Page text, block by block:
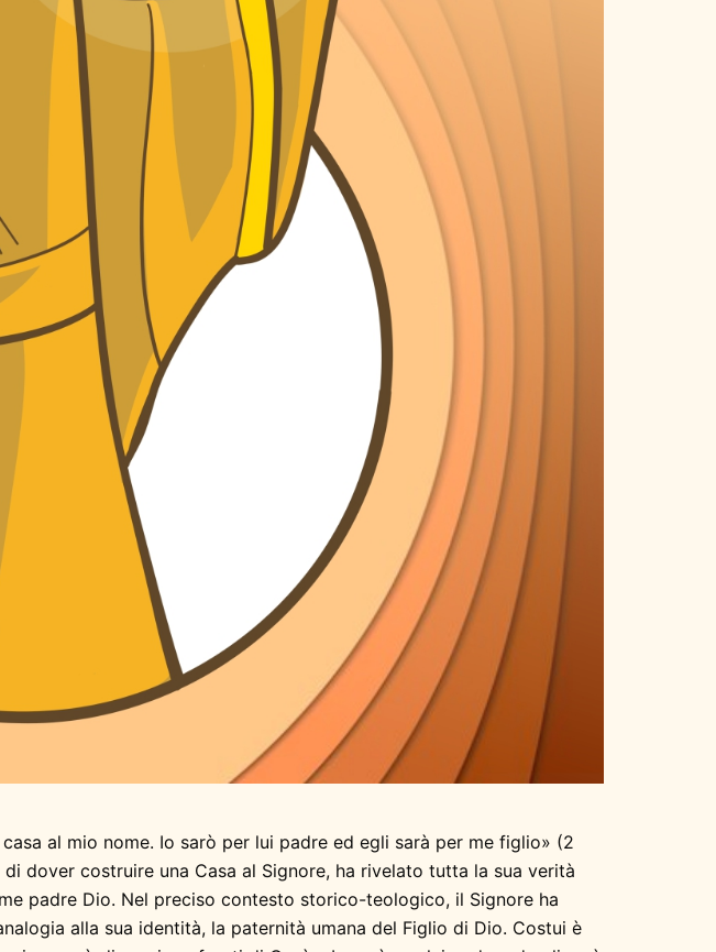
al mio nome. Io sarò per lui padre ed egli sarà per me figlio» (2
dover costruire una Casa al Signore, ha rivelato tutta la sua verità
padre Dio. Nel preciso contesto storico-teologico, il Signore ha
alla sua identità, la paternità umana del Figlio di Dio. Costui è